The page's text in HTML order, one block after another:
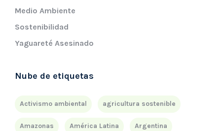
Medio Ambiente
Sostenibilidad
Yaguareté Asesinado
Nube de etiquetas
Activismo ambiental agricultura sostenible
Amazonas América Latina Argentina